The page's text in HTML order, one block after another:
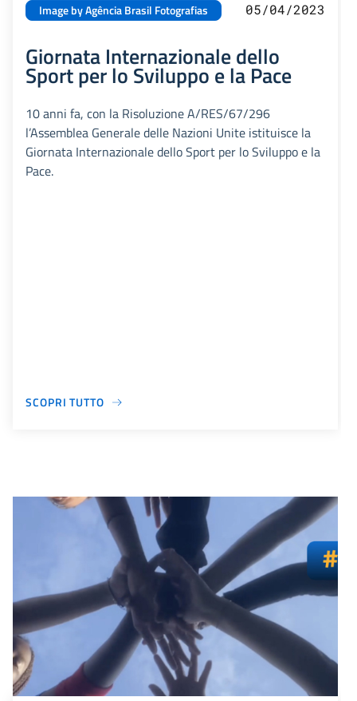
Image by Agência Brasil Fotografias 05/04/2023
Giornata Internazionale dello
Sport per lo Sviluppo e la Pace
10 anni fa, con la Risoluzione A/RES/67/296
l’Assemblea Generale delle Nazioni Unite istituisce la
Giornata Internazionale dello Sport per lo Sviluppo e la
Pace.
SCOPRI TUTTO